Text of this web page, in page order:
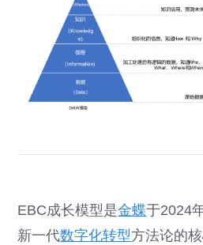
EBC成长模型是金蝶于2024
新一代数字化转型方法论的